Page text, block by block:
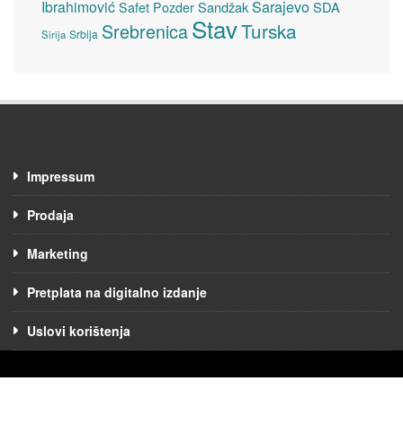
Ibrahimović Safet Pozder SandžakSarajevoSDA
Sirija Srbija SrebrenicaStavTurska
Impressum
Prodaja
Marketing
Pretplata na digitalno izdanje
Uslovi korištenja